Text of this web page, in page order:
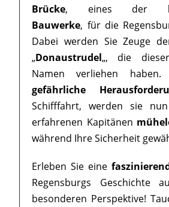
Brücke, eines der
Bauwerke, für die
Dabei werden Sie Zeuge
„Donaustrudel„, die
Namen verliehen haben.
gefährliche
Schifffahrt, werden sie
erfahrenen Kapitänen
während Ihre Sicherheit
Erleben Sie eine
Regensburgs Geschichte
besonderen Perspektive!